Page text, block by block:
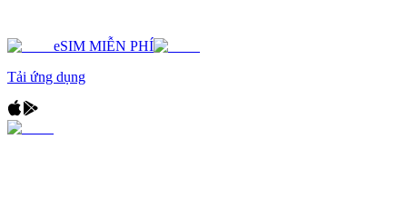
eSIM MIỄN PHÍ
Tải ứng dụng